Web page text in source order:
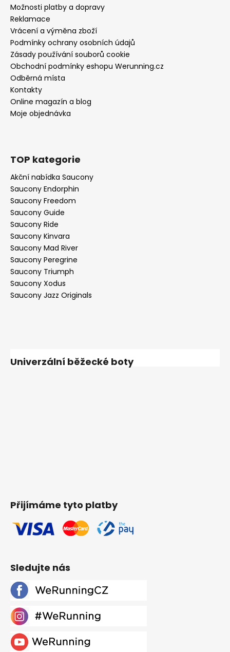
Možnosti platby a dopravy
Reklamace
Vrácení a výměna zboží
Podmínky ochrany osobních údajů
Zásady používání souborů cookie
Obchodní podmínky eshopu Werunning.cz
Odběrná místa
Kontakty
Online magazín a blog
Moje objednávka
TOP kategorie
Akční nabídka Saucony
Saucony Endorphin
Saucony Freedom
Saucony Guide
Saucony Ride
Saucony Kinvara
Saucony Mad River
Saucony Peregrine
Saucony Triumph
Saucony Xodus
Saucony Jazz Originals
Univerzální běžecké boty
Přijímáme tyto platby
Sledujte nás